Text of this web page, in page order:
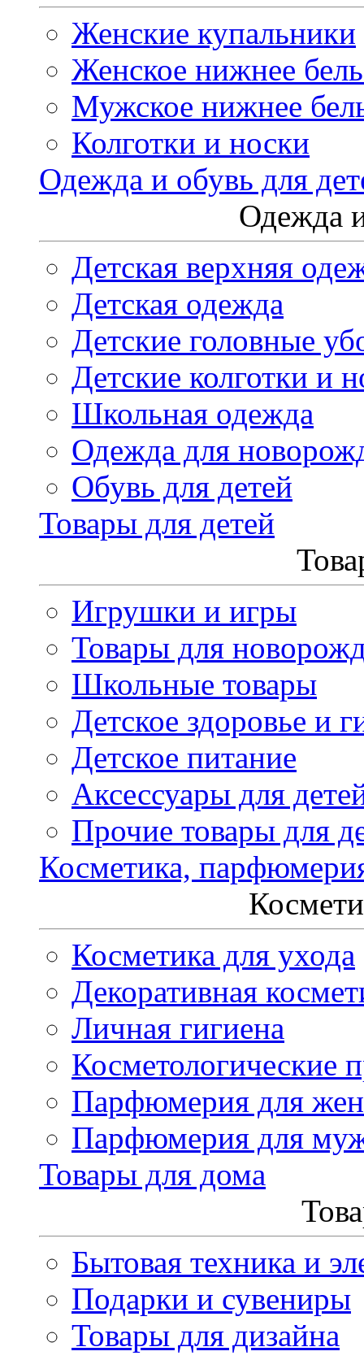
Женские купальники
Женское нижнее
Мужское нижнее
Колготки и носки
Одежда и обувь для
Одежда
Детская верхняя
Детская одежда
Детские головные
Детские колготки и
Школьная одежда
Одежда для
Обувь для детей
Товары для детей
Игрушки и игры
Товары для
Школьные товары
Детское здоровье и
Детское питание
Аксессуары для
Прочие товары для
Косметика,
Косметика для ухода
Декоративная
Личная гигиена
Косметологические
Парфюмерия для
Парфюмерия для
Товары для дома
Бытовая техника и
Подарки и сувениры
Товары для дизайна